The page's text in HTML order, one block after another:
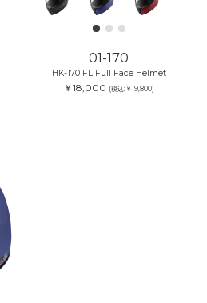
01-170
HK-170 FL Full Face Helmet
￥18,000 (税込:￥19,800)